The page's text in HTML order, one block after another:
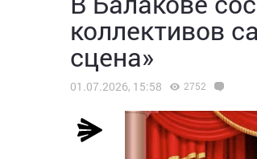
коллективов
сцена»
01.07.2026, 15:58 2752